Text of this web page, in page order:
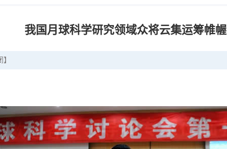
我国月球科学研究领域众将云集运筹帷幄
】